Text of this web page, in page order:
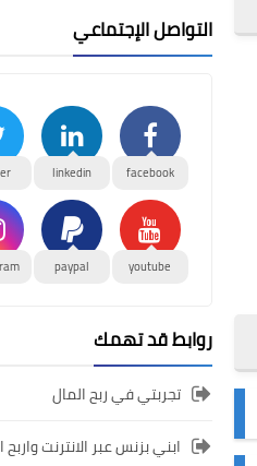
التواصل الإجتماعي
facebook
linkedin
youtube
paypal
روابط قد تهمك
تجربتي في ربح المال
ابني بزنس عبر الانترنت واربح